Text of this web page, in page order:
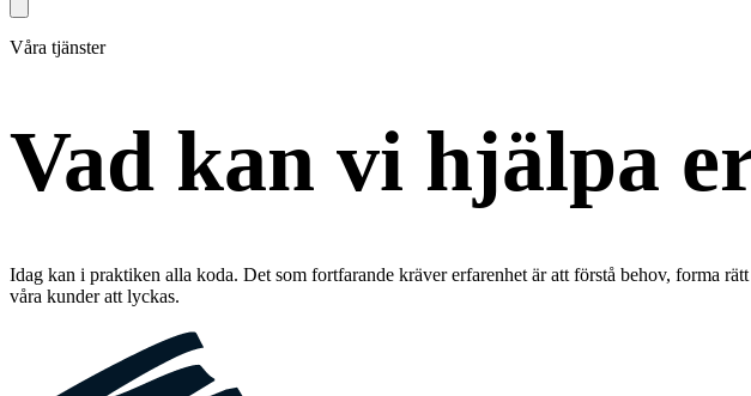
Våra tjänster
Vad kan vi hjälpa
Idag kan i praktiken alla koda. Det som fortfarande kräver erfarenhet är att förstå behov, forma
våra kunder att lyckas.